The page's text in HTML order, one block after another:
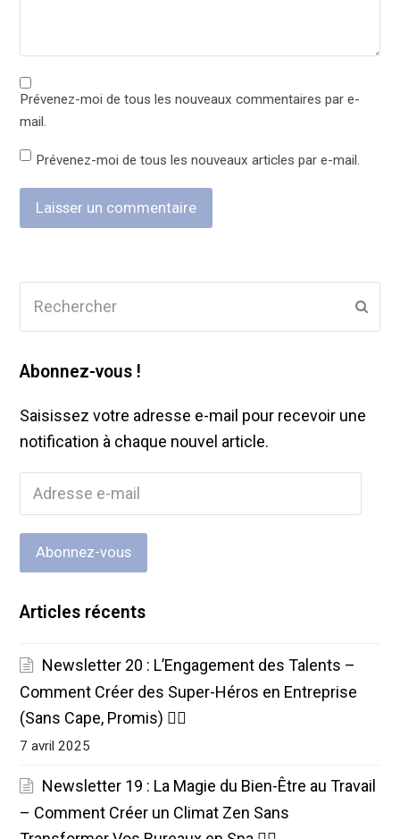
Prévenez-moi de tous les nouveaux commentaires par e-
mail.
Prévenez-moi de tous les nouveaux articles par e-mail.
Abonnez-vous !
Saisissez votre adresse e-mail pour recevoir une
notification à chaque nouvel article.
Adresse
e-
mail
Abonnez-vous
Articles récents
Newsletter 20 : L’Engagement des Talents –
Comment Créer des Super-Héros en Entreprise
(Sans Cape, Promis) 🦸‍♂️
7 avril 2025
Newsletter 19 : La Magie du Bien-Être au Travail
– Comment Créer un Climat Zen Sans